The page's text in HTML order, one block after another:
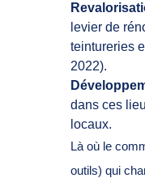
levier de
teintureries
2022).
dans ces
locaux.
Là où le
outils) qui